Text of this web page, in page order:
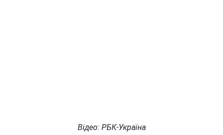
Відео: РБК-Україна